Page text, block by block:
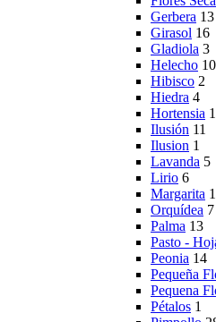
Gerbera 13
Girasol 16
Gladiola 3
Helecho 10
Hibisco 2
Hiedra 4
Hortensia
Ilusión 11
Ilusion 1
Lavanda 5
Lirio 6
Margarita
Orquídea 7
Palma 13
Pasto -
Peonia 14
Pequeña
Pequena
Pétalos 1